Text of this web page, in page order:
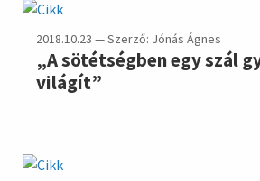
2018.10.23 — Szerző: Jónás Ágnes
„A sötétségben egy szál
világít”